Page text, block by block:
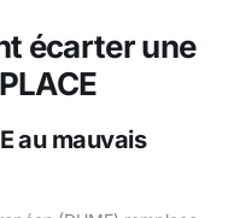
écarter une
au mauvais